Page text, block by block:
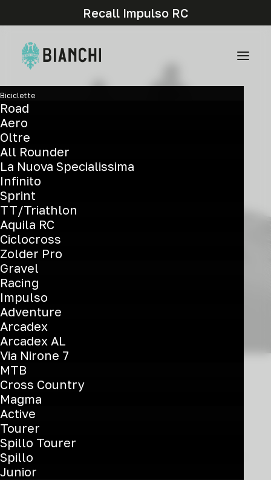
Recall Impulso RC
Biciclette
Road
Aero
Oltre
All Rounder
La Nuova Specialissima
Infinito
Sprint
TT/Triathlon
Aquila RC
Ciclocross
Zolder Pro
Gravel
Racing
Impulso
Adventure
Arcadex
Arcadex AL
Via Nirone 7
MTB
Cross Country
Magma
Active
Tourer
Spillo Tourer
Spillo
Junior
03/07/2026
Casa Bianchi
0 Commenti